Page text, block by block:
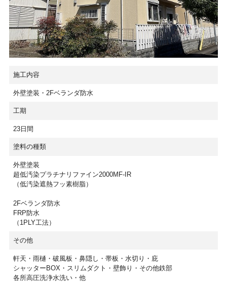
施工内容
外壁塗装・2Fベランダ防水
工期
23日間
塗料の種類
外壁塗装
超低汚染プラチナリファイン2000MF-IR
（低汚染遮熱フッ素樹脂）
2Fベランダ防水
FRP防水
（1PLY工法）
その他
軒天・雨樋・破風板・鼻隠し・帯板・水切り・庇
シャッターBOX・スリムダクト・壁飾り・その他鉄部
各所高圧洗浄水洗い・他